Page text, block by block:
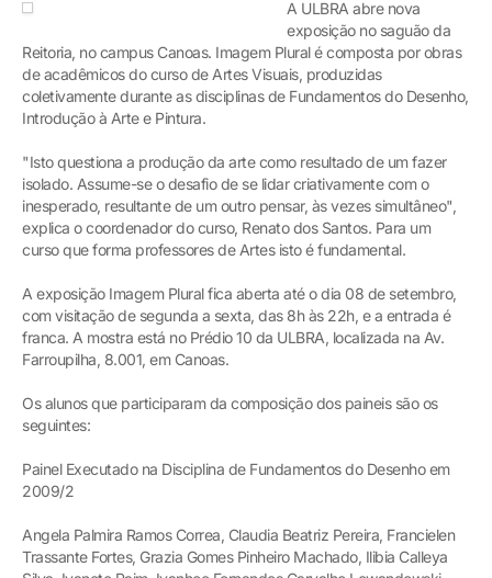
A ULBRA abre nova
exposição no saguão da
Reitoria, no campus Canoas. Imagem Plural é composta por obras
de acadêmicos do curso de Artes Visuais, produzidas
coletivamente durante as disciplinas de Fundamentos do Desenho,
Introdução à Arte e Pintura.
"Isto questiona a produção da arte como resultado de um fazer
isolado. Assume-se o desafio de se lidar criativamente com o
inesperado, resultante de um outro pensar, às vezes simultâneo",
explica o coordenador do curso, Renato dos Santos. Para um
curso que forma professores de Artes isto é fundamental.
A exposição Imagem Plural fica aberta até o dia 08 de setembro,
com visitação de segunda a sexta, das 8h às 22h, e a entrada é
franca. A mostra está no Prédio 10 da ULBRA, localizada na Av.
Farroupilha, 8.001, em Canoas.
Os alunos que participaram da composição dos paineis são os
seguintes:
Painel Executado na Disciplina de Fundamentos do Desenho em
2009/2
Angela Palmira Ramos Correa, Claudia Beatriz Pereira, Francielen
Trassante Fortes, Grazia Gomes Pinheiro Machado, Ilibia Calleya